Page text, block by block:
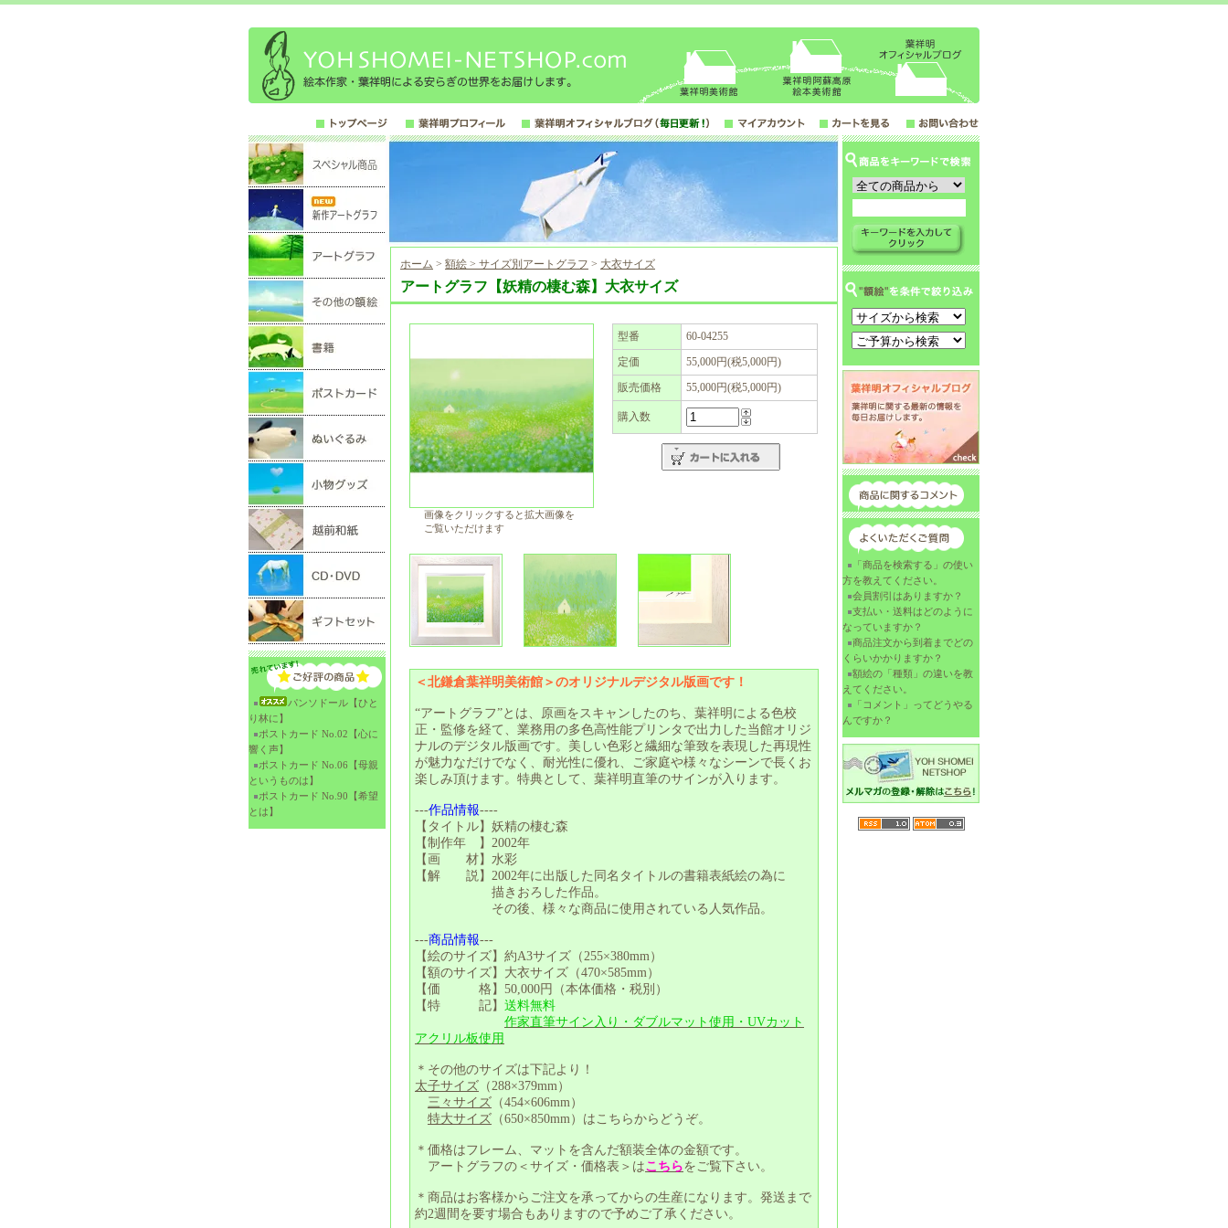
パンソドール【ひと
り林に】
ポストカード No.02【心に
響く声】
ポストカード No.06【母親
というものは】
ポストカード No.90【希望
とは】
ホーム > 額絵 > サイズ別アートグラフ > 大衣サイズ
アートグラフ【妖精の棲む森】大衣サイズ
画像をクリックすると拡大画像を
ご覧いただけます
型番
60-04255
定価
55,000円(税5,000円)
販売価格
55,000円(税5,000円)
購入数
＜北鎌倉葉祥明美術館＞のオリジナルデジタル版画です！
“アートグラフ”とは、原画をスキャンしたのち、葉祥明による色校
正・監修を経て、業務用の多色高性能プリンタで出力した当館オリジ
ナルのデジタル版画です。美しい色彩と繊細な筆致を表現した再現性
が魅力なだけでなく、耐光性に優れ、ご家庭や様々なシーンで長くお
楽しみ頂けます。特典として、葉祥明直筆のサインが入ります。
---作品情報----
【タイトル】妖精の棲む森
【制作年 】2002年
【画 材】水彩
【解 説】2002年に出版した同名タイトルの書籍表紙絵の為に
描きおろした作品。
その後、様々な商品に使用されている人気作品。
---商品情報---
【絵のサイズ】約A3サイズ（255×380mm）
【額のサイズ】大衣サイズ（470×585mm）
【価 格】50,000円（本体価格・税別）
【特 記】 送料無料
作家直筆サイン入り・ダブルマット使用・UVカット
アクリル板使用
＊その他のサイズは下記より！
太子サイズ （288×379mm）
三々サイズ （454×606mm）
特大サイズ （650×850mm）はこちらからどうぞ。
＊価格はフレーム、マットを含んだ額装全体の金額です。
アートグラフの＜サイズ・価格表＞はこちらをご覧下さい。
＊商品はお客様からご注文を承ってからの生産になります。発送まで
約2週間を要す場合もありますので予めご了承ください。
「商品を検索する」の使い
方を教えてください。
会員割引はありますか？
支払い・送料はどのように
なっていますか？
商品注文から到着までどの
くらいかかりますか？
額絵の「種類」の違いを教
えてください。
「コメント」ってどうやる
んですか？